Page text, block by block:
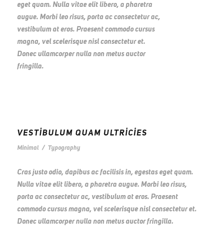
eget quam. Nulla vitae elit libero, a pharetra
augue. Morbi leo risus, porta ac consectetur ac,
vestibulum at eros. Praesent commodo cursus
magna, vel scelerisque nisl consectetur et.
Donec ullamcorper nulla non metus auctor
fringilla.
VESTIBULUM QUAM ULTRICIES
Minimal / Typography
Cras justo odio, dapibus ac facilisis in, egestas eget quam.
Nulla vitae elit libero, a pharetra augue. Morbi leo risus,
porta ac consectetur ac, vestibulum at eros. Praesent
commodo cursus magna, vel scelerisque nisl consectetur et.
Donec ullamcorper nulla non metus auctor fringilla.